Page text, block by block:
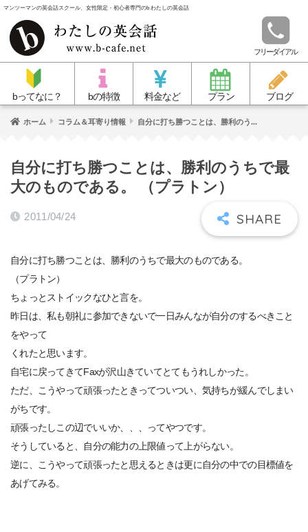
マンツーマンの英会話スクール、女性限定・初心者専門のb わたしの英会話
フリーダイアル
bってなに？ bの特徴 料金など プラン ブログ
ホーム コラム＆耳寄り情報 自分に打ち勝つことは、勝利のう...
自分に打ち勝つことは、勝利のうちで最
大のものである。 （プラトン）
2011/04/24
自分に打ち勝つことは、勝利のうちで最大のものである。
（プラトン）
ちょっとストイックなひと言を。
昨日は、私も朝礼に参加できないで一日みんなが自分のするべきこと
をやって
くれたと思います。
自宅に戻ってきてFaxが沢山きていてとてもうれしかった。
ただ、こうやって頑張ったときってついつい、気持ちが緩んでしまい
がちです。
頑張ったしこの辺でいいか、、、ってやつです。
そうしていると、自分の能力の上限値って上がらない。
逆に、こうやって頑張ったと思えるときは更に自分の中での目標値を
あげてみる。